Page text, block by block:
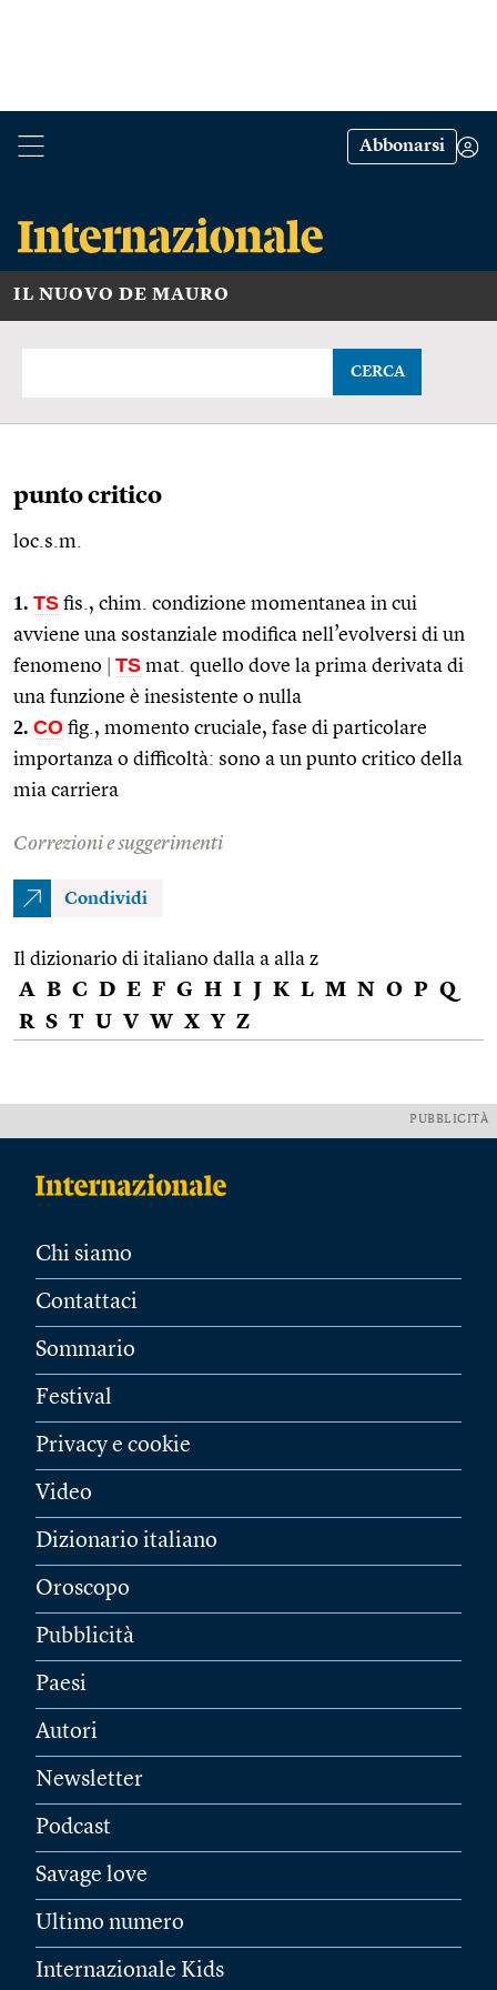
Abbonarsi
IL NUOVO DE MAURO
CERCA
punto critico
loc.s.m.
1. TS fis. , chim.
condizione momentanea in cui
avviene una sostanziale modifica nell’evolversi di un
fenomeno
TS mat. quello dove la prima derivata di
una funzione è inesistente o nulla
2. CO fig. , momento cruciale, fase di particolare
importanza o difficoltà: sono a un punto critico della
mia carriera
Correzioni e suggerimenti
Condividi
Il dizionario di italiano dalla a alla z
A B C D E F G H I J K L M N O P Q
R S T U V W X Y Z
PUBBLICITÀ
Chi siamo
Contattaci
Sommario
Festival
Privacy e cookie
Video
Dizionario italiano
Oroscopo
Pubblicità
Paesi
Autori
Newsletter
Podcast
Savage love
Ultimo numero
Internazionale Kids